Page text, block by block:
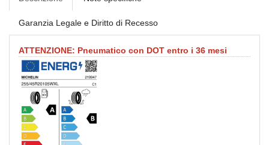
Garanzia Legale e Diritto di Recesso
ATTENZIONE: Pneumatico con DOT entro i 36 mesi